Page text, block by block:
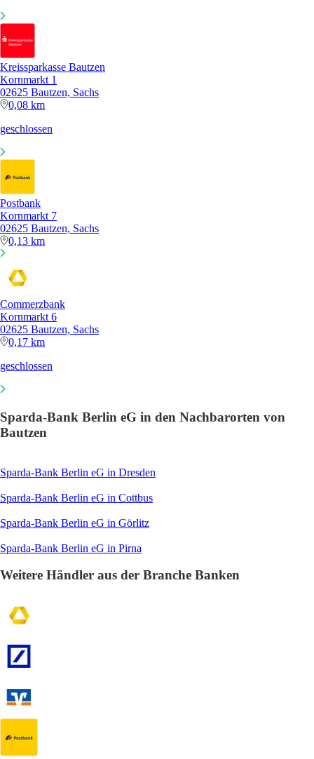
Kreissparkasse Bautzen
Kornmarkt 1
02625 Bautzen, Sachs
0,08 km
geschlossen
Postbank
Kornmarkt 7
02625 Bautzen, Sachs
0,13 km
Commerzbank
Kornmarkt 6
02625 Bautzen, Sachs
0,17 km
geschlossen
Sparda-Bank Berlin eG in den Nachbarorten von
Bautzen
Sparda-Bank Berlin eG in Dresden
Sparda-Bank Berlin eG in Cottbus
Sparda-Bank Berlin eG in Görlitz
Sparda-Bank Berlin eG in Pirna
Weitere Händler aus der Branche Banken